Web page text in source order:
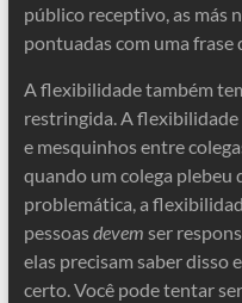
público receptivo, as más
pontuadas com uma
A flexibilidade também
restringida. A
e mesquinhos entre
quando um colega plebeu
problemática, a
pessoasdevem ser
elas precisam saber disso
certo. Você pode tentar